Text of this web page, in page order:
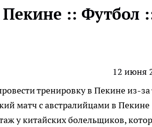
Пекине :: Футбол
12 июня
тренировку в Пекине из-
матч с австралийцами в
у китайских болельщиков,